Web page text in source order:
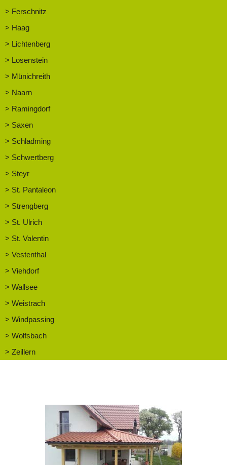
> Ferschnitz
> Haag
> Lichtenberg
> Losenstein
> Münichreith
> Naarn
> Ramingdorf
> Saxen
> Schladming
> Schwertberg
> Steyr
> St. Pantaleon
> Strengberg
> St. Ulrich
> St. Valentin
> Vestenthal
> Viehdorf
> Wallsee
> Weistrach
> Windpassing
> Wolfsbach
> Zeillern